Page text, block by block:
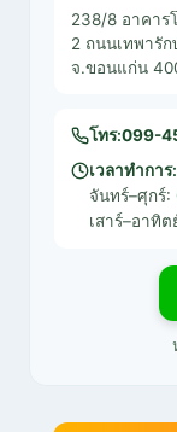
238/8 อาคาร
2 ถนนเทพารั
จ.ขอนแก่น
โทร:099-
เวลาทำการ:
จันทร์–ศุกร์:
เสาร์–อาทิ